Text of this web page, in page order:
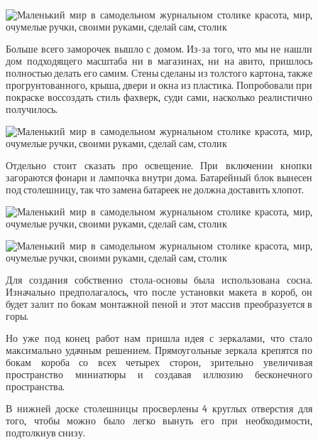
Больше всего заморочек вышло с домом. Из-за того, что мы не нашли
дом подходящего масштаба ни в магазинах, ни на авито, пришлось
полностью делать его самим. Стены сделаны из толстого картона, также
прогрунтованного, крыша, двери и окна из пластика. Попробовали при
покраске воссоздать стиль фахверк, суди сами, насколько реалистично
получилось.
Отдельно стоит сказать про освещение. При включении кнопки
загораются фонари и лампочка внутри дома. Батарейный блок вынесен
под столешницу, так что замена батареек не должна доставить хлопот.
Для создания собственно стола-основы была использована сосна.
Изначально предполагалось, что после установки макета в короб, он
будет залит по бокам монтажной пеной и этот массив преобразуется в
горы.
Но уже под конец работ нам пришла идея с зеркалами, что стало
максимально удачным решением. Прямоугольные зеркала крепятся по
бокам короба со всех четырех сторон, зрительно увеличивая
пространство миниатюры и создавая иллюзию бесконечного
пространства.
В нижней доске столешницы просверлены 4 круглых отверстия для
того, чтобы можно было легко вынуть его при необходимости,
подтолкнув снизу.